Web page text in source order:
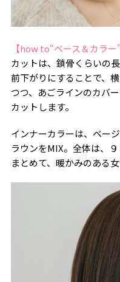
【how to“ベース＆カラー”
カットは、鎖骨くらいの
前下がりにすることで、
つつ、あごラインのカバ
カットします。
インナーカラーは、ベー
ラウンをMIX。全体は、
まとめて、暖かみのある